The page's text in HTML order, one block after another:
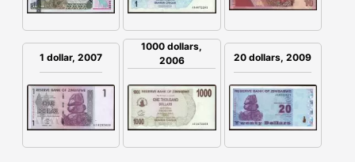
1 dollar, 2007
1000 dollars,
2006
20 dollars, 2009